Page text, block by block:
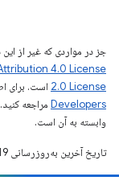
جز در مواردی که غیر از
4.0 License
2.0 License است. برای
Developers‏
وابسته به آن است.
تاریخ آخرین به‌روزرسانی 2019-04-19 به‌وقت ساعت هماهنگ جهانی.